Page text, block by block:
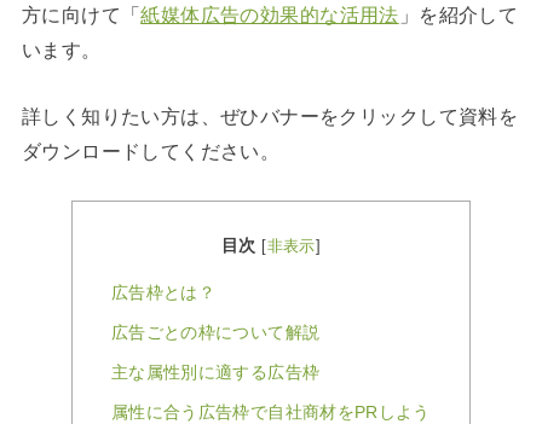
方に向けて「紙媒体広告の効果的な活用法 」を紹介して
います。
詳しく知りたい方は、ぜひバナーをクリックして資料を
ダウンロードしてください。
目次 非表示
広告枠とは？
広告ごとの枠について解説
主な属性別に適する広告枠
属性に合う広告枠で自社商材をPRしよう